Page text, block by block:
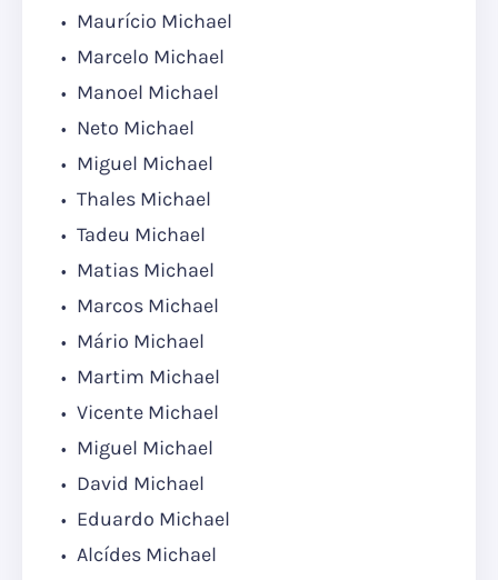
Maurício Michael
Marcelo Michael
Manoel Michael
Neto Michael
Miguel Michael
Thales Michael
Tadeu Michael
Matias Michael
Marcos Michael
Mário Michael
Martim Michael
Vicente Michael
Miguel Michael
David Michael
Eduardo Michael
Alcídes Michael